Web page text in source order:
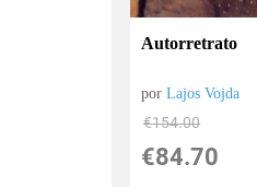
Autorretrato
porLajos Vojda
€154.00
€84.70